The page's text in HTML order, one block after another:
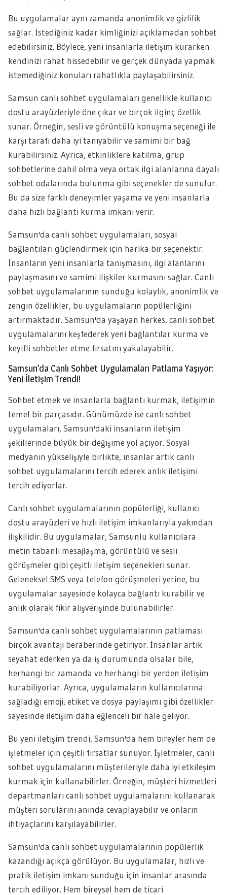
Bu uygulamalar aynı zamanda anonimlik ve gizlilik
sağlar. İstediğiniz kadar kimliğinizi açıklamadan sohbet
edebilirsiniz. Böylece, yeni insanlarla iletişim kurarken
kendinizi rahat hissedebilir ve gerçek dünyada yapmak
istemediğiniz konuları rahatlıkla paylaşabilirsiniz.
Samsun canlı sohbet uygulamaları genellikle kullanıcı
dostu arayüzleriyle öne çıkar ve birçok ilginç özellik
sunar. Örneğin, sesli ve görüntülü konuşma seçeneği ile
karşı tarafı daha iyi tanıyabilir ve samimi bir bağ
kurabilirsiniz. Ayrıca, etkinliklere katılma, grup
sohbetlerine dahil olma veya ortak ilgi alanlarına dayalı
sohbet odalarında bulunma gibi seçenekler de sunulur.
Bu da size farklı deneyimler yaşama ve yeni insanlarla
daha hızlı bağlantı kurma imkanı verir.
Samsun'da canlı sohbet uygulamaları, sosyal
bağlantıları güçlendirmek için harika bir seçenektir.
İnsanların yeni insanlarla tanışmasını, ilgi alanlarını
paylaşmasını ve samimi ilişkiler kurmasını sağlar. Canlı
sohbet uygulamalarının sunduğu kolaylık, anonimlik ve
zengin özellikler, bu uygulamaların popülerliğini
artırmaktadır. Samsun'da yaşayan herkes, canlı sohbet
uygulamalarını keşfederek yeni bağlantılar kurma ve
keyifli sohbetler etme fırsatını yakalayabilir.
Samsun’da Canlı Sohbet Uygulamaları Patlama Yaşıyor:
Yeni İletişim Trendi!
Sohbet etmek ve insanlarla bağlantı kurmak, iletişimin
temel bir parçasıdır. Günümüzde ise canlı sohbet
uygulamaları, Samsun'daki insanların iletişim
şekillerinde büyük bir değişime yol açıyor. Sosyal
medyanın yükselişiyle birlikte, insanlar artık canlı
sohbet uygulamalarını tercih ederek anlık iletişimi
tercih ediyorlar.
Canlı sohbet uygulamalarının popülerliği, kullanıcı
dostu arayüzleri ve hızlı iletişim imkanlarıyla yakından
ilişkilidir. Bu uygulamalar, Samsunlu kullanıcılara
metin tabanlı mesajlaşma, görüntülü ve sesli
görüşmeler gibi çeşitli iletişim seçenekleri sunar.
Geleneksel SMS veya telefon görüşmeleri yerine, bu
uygulamalar sayesinde kolayca bağlantı kurabilir ve
anlık olarak fikir alışverişinde bulunabilirler.
Samsun'da canlı sohbet uygulamalarının patlaması
birçok avantajı beraberinde getiriyor. İnsanlar artık
seyahat ederken ya da iş durumunda olsalar bile,
herhangi bir zamanda ve herhangi bir yerden iletişim
kurabiliyorlar. Ayrıca, uygulamaların kullanıcılarına
sağladığı emoji, etiket ve dosya paylaşımı gibi özellikler
sayesinde iletişim daha eğlenceli bir hale geliyor.
Bu yeni iletişim trendi, Samsun'da hem bireyler hem de
işletmeler için çeşitli fırsatlar sunuyor. İşletmeler, canlı
sohbet uygulamalarını müşterileriyle daha iyi etkileşim
kurmak için kullanabilirler. Örneğin, müşteri hizmetleri
departmanları canlı sohbet uygulamalarını kullanarak
müşteri sorularını anında cevaplayabilir ve onların
ihtiyaçlarını karşılayabilirler.
Samsun'da canlı sohbet uygulamalarının popülerlik
kazandığı açıkça görülüyor. Bu uygulamalar, hızlı ve
pratik iletişim imkanı sunduğu için insanlar arasında
tercih ediliyor. Hem bireysel hem de ticari